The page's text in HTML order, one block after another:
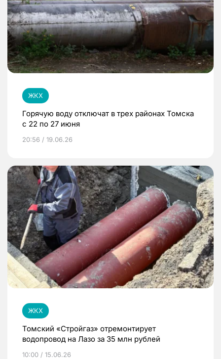
ЖКХ
Горячую воду отключат в трех районах Томска
с 22 по 27 июня
20:56 / 19.06.26
ЖКХ
Томский «Стройгаз» отремонтирует
водопровод на Лазо за 35 млн рублей
10:00 / 15.06.26